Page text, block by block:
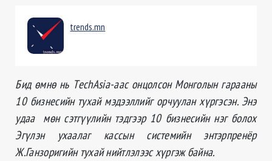
trends.mn
Бид өмнө нь ТechAsia-аас онцолсон Монголын гарааны
10 бизнесийн тухай мэдээллийг орчуулан хүргэсэн. Энэ
удаа мөн сэтгүүлийн тэдгээр 10 бизнесийн нэг болох
Эгүлэн ухаалаг кассын системийн энтэрпренёр
Ж.Ганзоригийн тухай нийтлэлээс хүргэж байна.